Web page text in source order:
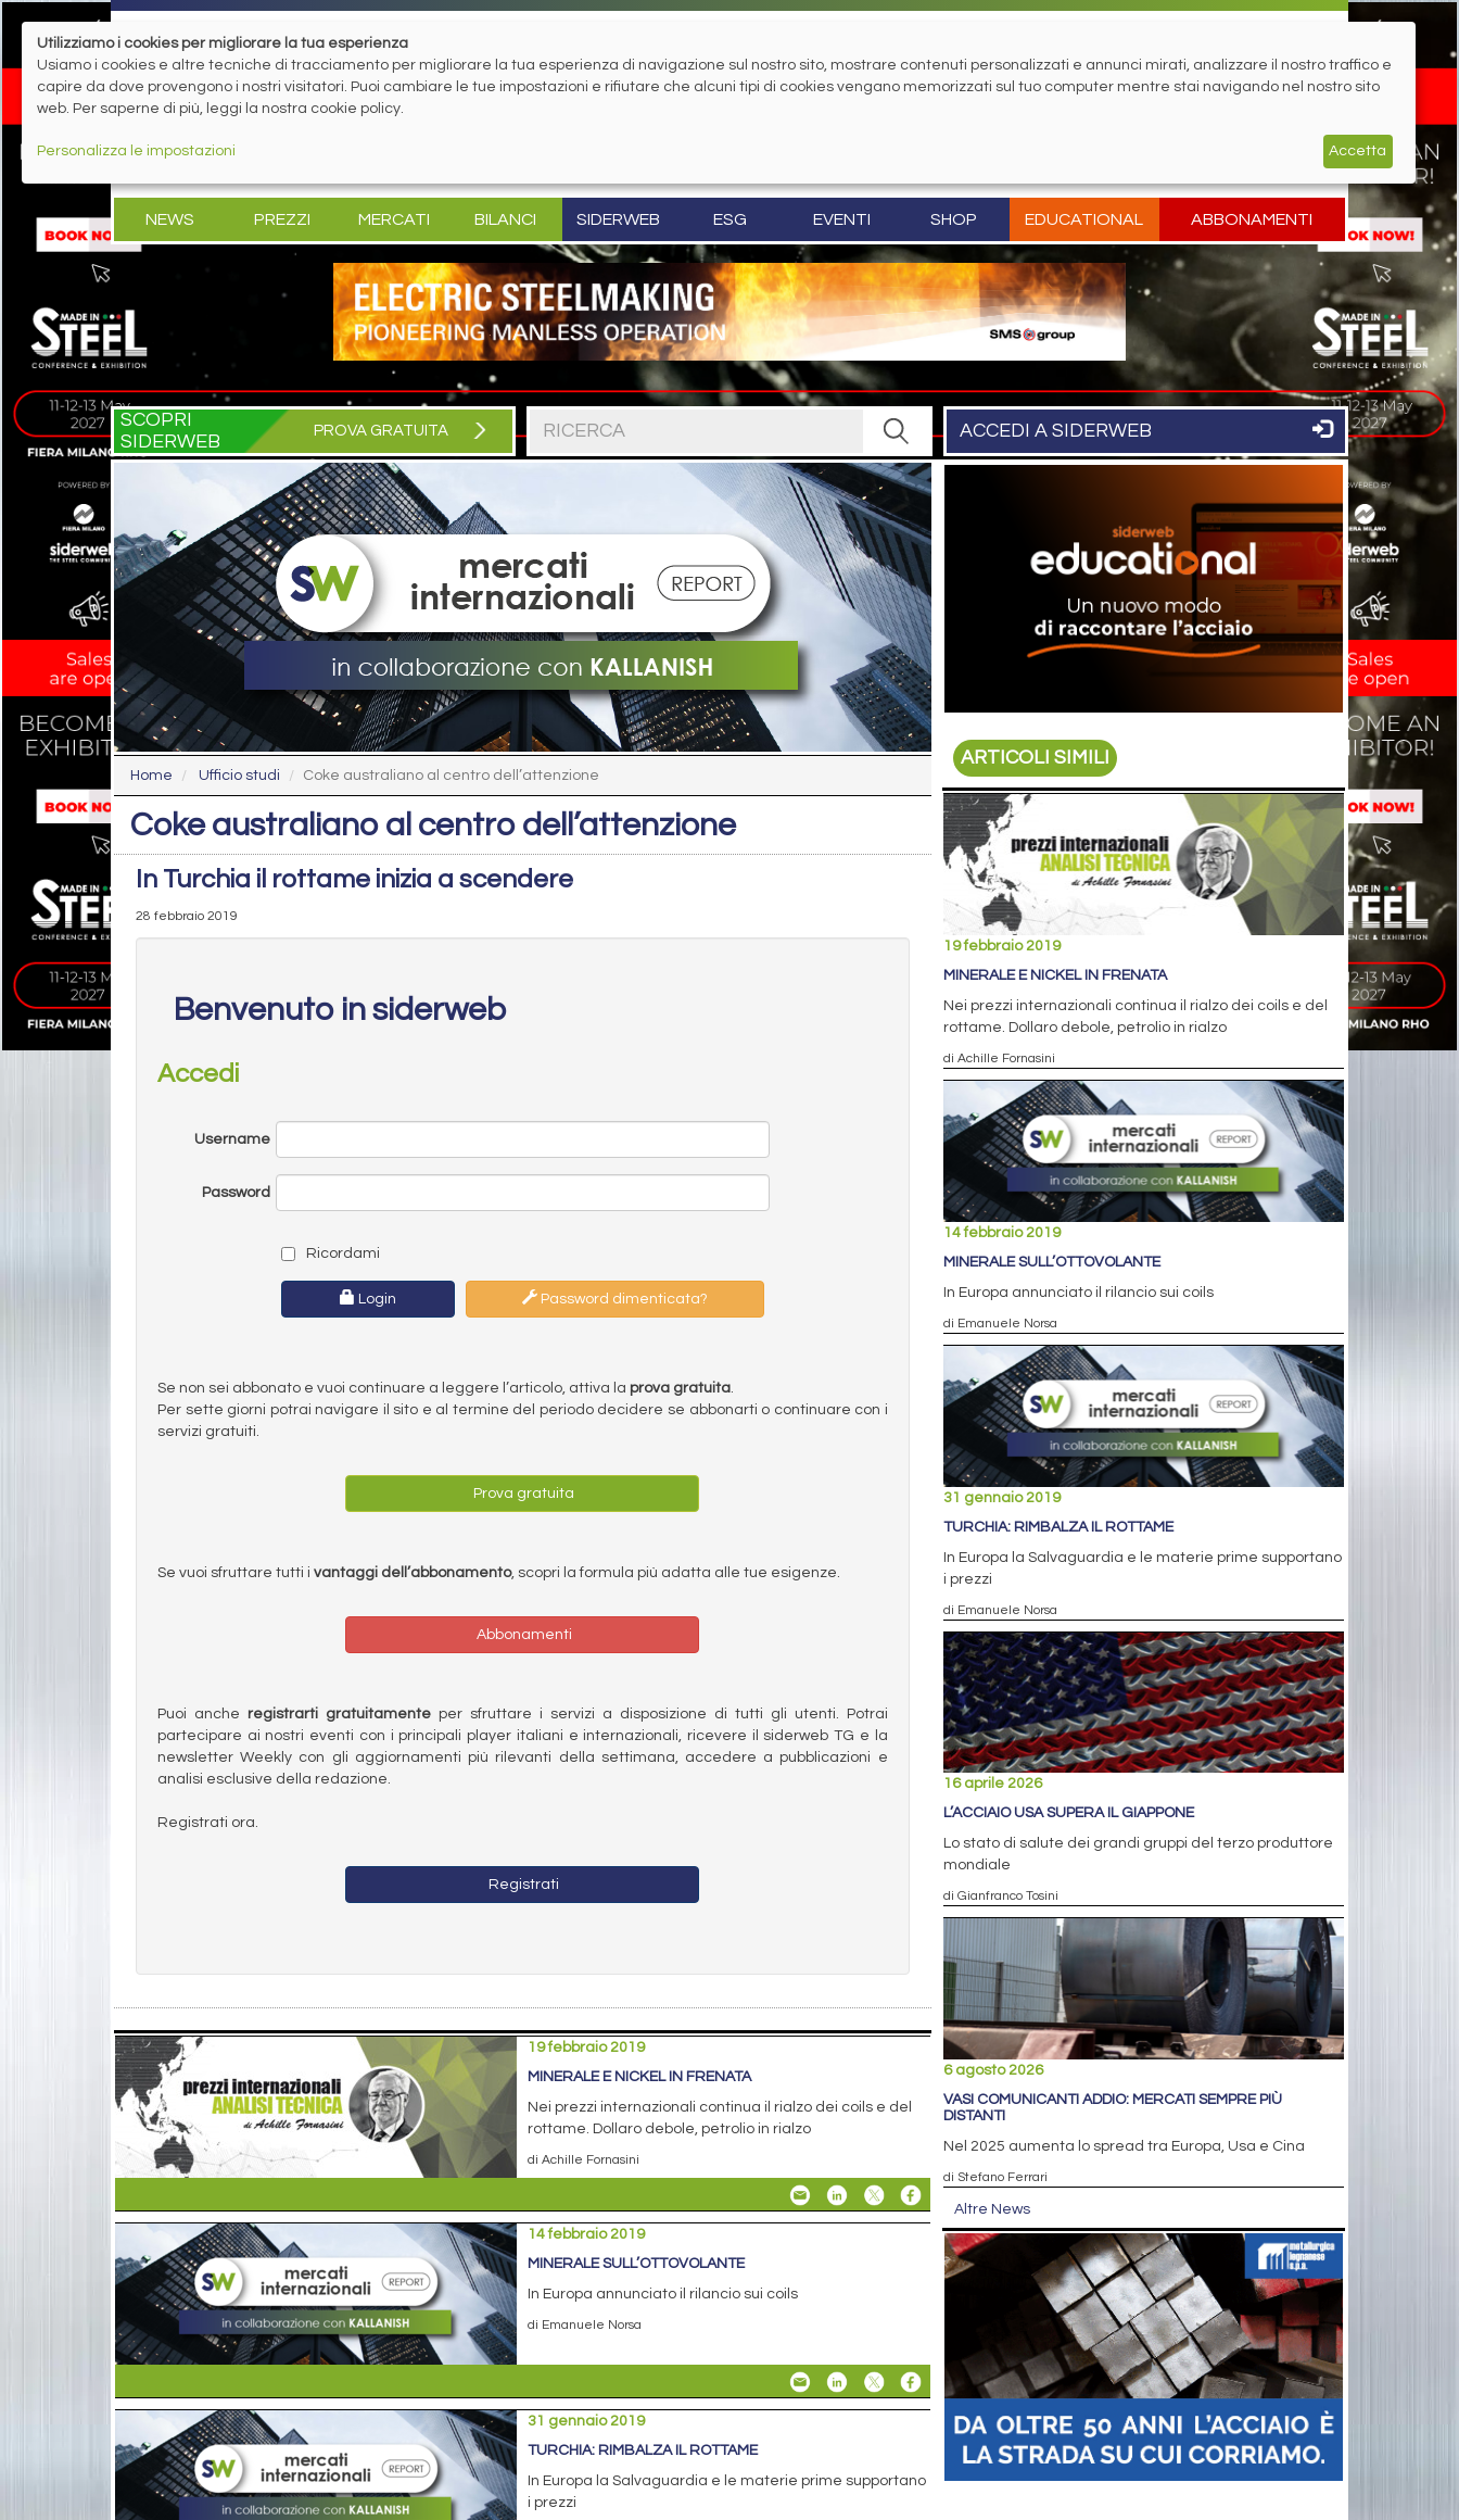
NEWS PREZZI MERCATI BILANCI SIDERWEB ESG EVENTI SHOP EDUCATIONAL ABBONAMENTI
SCOPRI
SIDERWEB
PROVA GRATUITA ACCEDI A SIDERWEB
Home Ufficio studi Coke australiano al centro dell’attenzione
Coke australiano al centro dell’attenzione
In Turchia il rottame inizia a scendere
28 febbraio 2019
Benvenuto in siderweb
Accedi
Username
Password
Ricordami
Login Password dimenticata?
Se non sei abbonato e vuoi continuare a leggere l’articolo, attiva la prova gratuita.
Per sette giorni potrai navigare il sito e al termine del periodo decidere se abbonarti o continuare con i
servizi gratuiti.
Prova gratuita
Se vuoi sfruttare tutti i vantaggi dell’abbonamento, scopri la formula più adatta alle tue esigenze.
Abbonamenti
Puoi anche registrarti gratuitamenteper sfruttare i servizi a disposizione di tutti gli utenti. Potrai
partecipare ai nostri eventi con i principali player italiani e internazionali, ricevere il siderweb TG e la
newsletter Weekly con gli aggiornamenti più rilevanti della settimana, accedere a pubblicazioni e
analisi esclusive della redazione.
Registrati ora.
Registrati
19 febbraio 2019
MINERALE E NICKEL IN FRENATA
Nei prezzi internazionali continua il rialzo dei coils e del
rottame. Dollaro debole, petrolio in rialzo
di Achille Fornasini
14 febbraio 2019
MINERALE SULL’OTTOVOLANTE
In Europa annunciato il rilancio sui coils
di Emanuele Norsa
31 gennaio 2019
TURCHIA: RIMBALZA IL ROTTAME
In Europa la Salvaguardia e le materie prime supportano
i prezzi
ARTICOLI SIMILI
19 febbraio 2019
MINERALE E NICKEL IN FRENATA
Nei prezzi internazionali continua il rialzo dei coils e del
rottame. Dollaro debole, petrolio in rialzo
di Achille Fornasini
14 febbraio 2019
MINERALE SULL’OTTOVOLANTE
In Europa annunciato il rilancio sui coils
di Emanuele Norsa
31 gennaio 2019
TURCHIA: RIMBALZA IL ROTTAME
In Europa la Salvaguardia e le materie prime supportano
i prezzi
di Emanuele Norsa
16 aprile 2026
L’ACCIAIO USA SUPERA IL GIAPPONE
Lo stato di salute dei grandi gruppi del terzo produttore
mondiale
di Gianfranco Tosini
6 agosto 2026
VASI COMUNICANTI ADDIO: MERCATI SEMPRE PIÙ
DISTANTI
Nel 2025 aumenta lo spread tra Europa, Usa e Cina
di Stefano Ferrari
Altre News
Utilizziamo i cookies per migliorare la tua esperienza
Usiamo i cookies e altre tecniche di tracciamento per migliorare la tua esperienza di navigazione sul nostro sito, mostrare contenuti personalizzati e annunci mirati, analizzare il nostro traffico e
capire da dove provengono i nostri visitatori. Puoi cambiare le tue impostazioni e rifiutare che alcuni tipi di cookies vengano memorizzati sul tuo computer mentre stai navigando nel nostro sito
web. Per saperne di più, leggi la nostra cookie policy.
Personalizza le impostazioni Accetta